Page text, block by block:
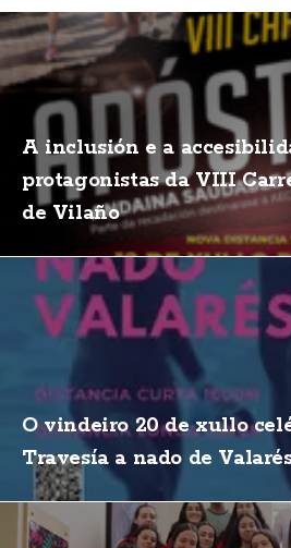
A inclusión e a
protagonistas da VIII
de Vilaño
O vindeiro 20 de xullo
Travesía a nado de